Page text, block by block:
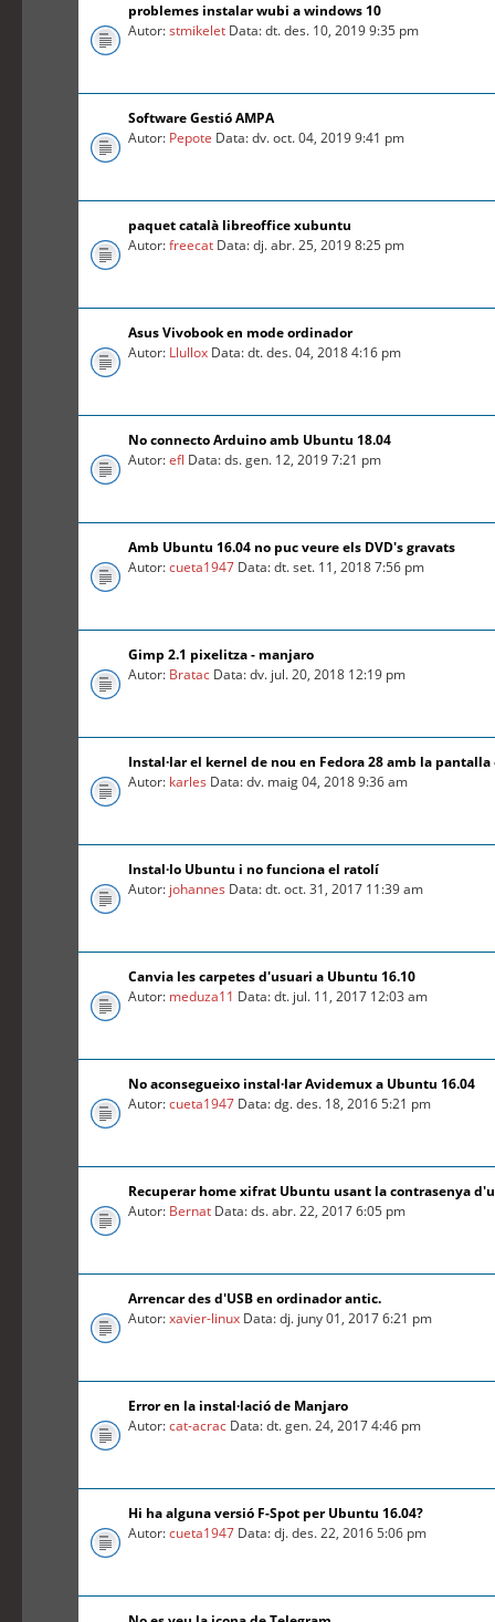
problemes instalar wubi a windows 10
Autor:stmikelet Data: dt. des. 10, 2019 9:35 pm
Software Gestió AMPA
Autor: Pepote Data: dv. oct. 04, 2019 9:41 pm
paquet català libreoffice xubuntu
Autor:freecat Data: dj. abr. 25, 2019 8:25 pm
Asus Vivobook en mode ordinador
Autor: Llullox Data: dt. des. 04, 2018 4:16 pm
No connecto Arduino amb Ubuntu 18.04
Autor:efl Data: ds. gen. 12, 2019 7:21 pm
Amb Ubuntu 16.04 no puc veure els DVD's gravats
Autor:cueta1947 Data: dt. set. 11, 2018 7:56 pm
Gimp 2.1 pixelitza - manjaro
Autor: Bratac Data: dv. jul. 20, 2018 12:19 pm
Instal·lar el kernel de nou en Fedora 28 amb la pantalla
Autor: karles Data: dv. maig 04, 2018 9:36 am
Instal·lo Ubuntu i no funciona el ratolí
Autor: johannes Data: dt. oct. 31, 2017 11:39 am
Canvia les carpetes d'usuari a Ubuntu 16.10
Autor: meduza11 Data: dt. jul. 11, 2017 12:03 am
No aconsegueixo instal·lar Avidemux a Ubuntu 16.04
Autor:cueta1947 Data: dg. des. 18, 2016 5:21 pm
Recuperar home xifrat Ubuntu usant la contrasenya
Autor: Bernat Data: ds. abr. 22, 2017 6:05 pm
Arrencar des d'USB en ordinador antic.
Autor:xavier-linux Data: dj. juny 01, 2017 6:21 pm
Error en la instal·lació de Manjaro
Autor:cat-acrac Data: dt. gen. 24, 2017 4:46 pm
Hi ha alguna versió F-Spot per Ubuntu 16.04?
Autor:cueta1947 Data: dj. des. 22, 2016 5:06 pm